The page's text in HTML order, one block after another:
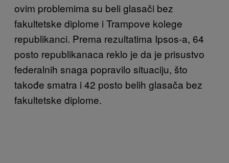
ovim problemima su beli glasači bez
fakultetske diplome i Trampove kolege
republikanci. Prema rezultatima Ipsos-a, 64
posto republikanaca reklo je da je prisustvo
federalnih snaga popravilo situaciju, što
takođe smatra i 42 posto belih glasača bez
fakultetske diplome.